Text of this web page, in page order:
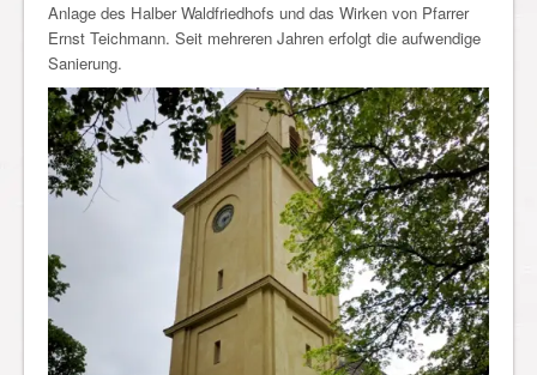
Anlage des Halber Waldfriedhofs und das Wirken von Pfarrer
Ernst Teichmann. Seit mehreren Jahren erfolgt die aufwendige
Sanierung.